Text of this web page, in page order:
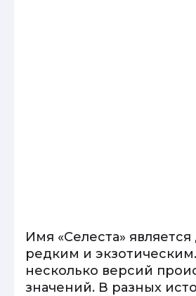
Имя «Селеста»
редким и
несколько версий
значений. В разных